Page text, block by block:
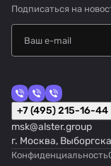
Подписаться на
+7 (495) 215-16-44
msk@alster.group
г. Москва,
Конфиденциальность